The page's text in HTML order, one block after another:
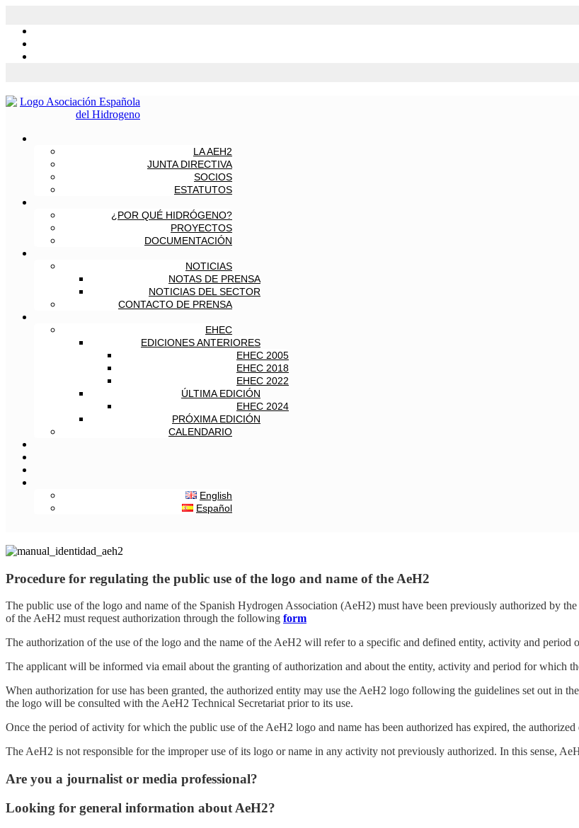
LA AEH2
JUNTA DIRECTIVA
SOCIOS
ESTATUTOS
¿POR QUÉ HIDRÓGENO?
PROYECTOS
DOCUMENTACIÓN
NOTICIAS
NOTAS DE PRENSA
NOTICIAS DEL SECTOR
CONTACTO DE PRENSA
EHEC
EDICIONES ANTERIORES
EHEC 2005
EHEC 2018
EHEC 2022
ÚLTIMA EDICIÓN
EHEC 2024
PRÓXIMA EDICIÓN
CALENDARIO
English
Español
Procedure for regulating the public use of the logo and name of the AeH2
The public use of the logo and name of the Spanish Hydrogen Association (AeH2) must have been previously authorized by
of the AeH2 must request authorization through the following form
The authorization of the use of the logo and the name of the AeH2 will refer to a specific and defined entity, activity and period
The applicant will be informed via email about the granting of authorization and about the entity, activity and period for which
When authorization for use has been granted, the authorized entity may use the AeH2 logo following the guidelines set out in
the logo will be consulted with the AeH2 Technical Secretariat prior to its use.
Once the period of activity for which the public use of the AeH2 logo and name has been authorized has expired, the
The AeH2 is not responsible for the improper use of its logo or name in any activity not previously authorized. In this sense,
Are you a journalist or media professional?
Looking for general information about AeH2?